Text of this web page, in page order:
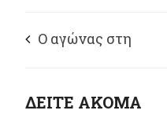
Ο αγώνας στη
ΔΕΙΤΕ ΑΚΟΜΑ